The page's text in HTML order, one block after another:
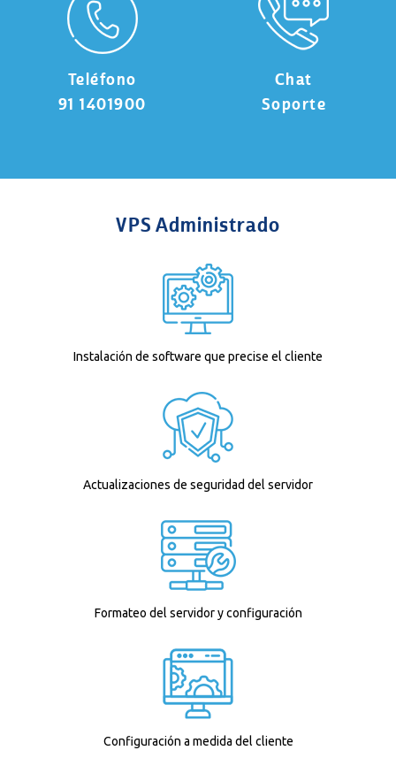
Teléfono
91 1401900
Chat
Soporte
VPS Administrado
Instalación de software que precise el cliente
Actualizaciones de seguridad del servidor
Formateo del servidor y configuración
Configuración a medida del cliente